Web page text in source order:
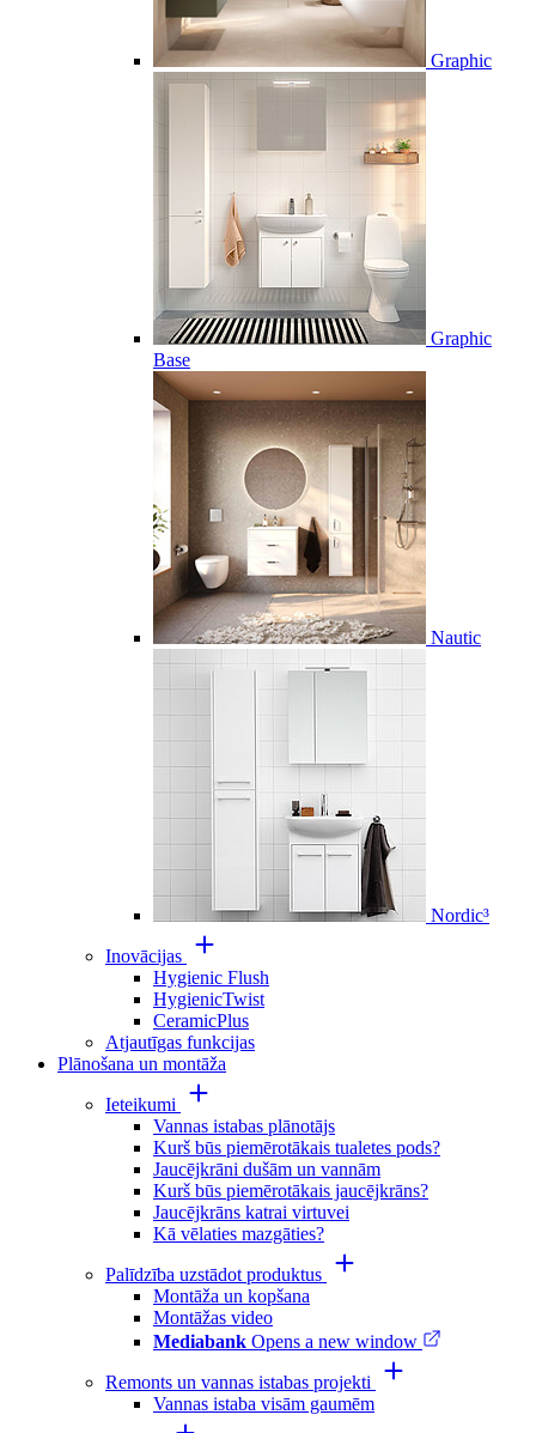
Graphic
Graphic
Base
Nautic
Nordic³
Inovācijas
Hygienic Flush
HygienicTwist
CeramicPlus
Atjautīgas funkcijas
Plānošana un montāža
Ieteikumi
Vannas istabas plānotājs
Kurš būs piemērotākais tualetes pods?
Jaucējkrāni dušām un vannām
Kurš būs piemērotākais jaucējkrāns?
Jaucējkrāns katrai virtuvei
Kā vēlaties mazgāties?
Palīdzība uzstādot produktus
Montāža un kopšana
Montāžas video
Mediabank Opens a new window
Remonts un vannas istabas projekti
Vannas istaba visām gaumēm